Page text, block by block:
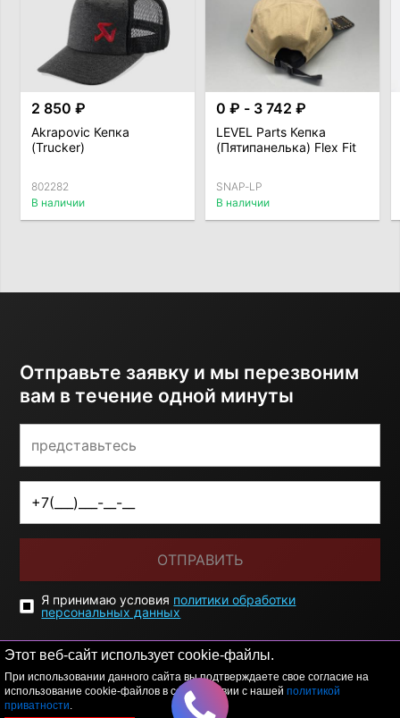
Этот веб-сайт использует cookie-файлы.
При использовании данного сайта вы подтверждаете свое согласие на
использование cookie-файлов в соответствии с нашей политикой
приватности.
2 850 ₽
Akrapovic Кепка
(Trucker)
802282
В наличии
0 ₽ - 3 742 ₽
LEVEL Parts Кепка
(Пятипанелька) Flex Fit
SNAP-LP
В наличии
Отправьте заявку и мы перезвоним
вам в течение одной минуты
ОТПРАВИТЬ
Я принимаю условия политики обработки
персональных данных